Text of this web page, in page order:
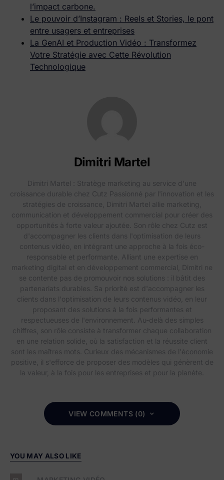
l’impact carbone.
Le pouvoir d’Instagram : Reels et Stories, le pont
entre usagers et entreprises
La GenAI et Production Vidéo : Transformez
Votre Stratégie avec Cette Révolution
Technologique
Dimitri Martel
Dimitri Martel : Stratège marketing au service d'une
croissance durable chez Cutz Passionné par l'innovation et les
stratégies de croissance, Dimitri Martel allie marketing,
communication et développement commercial pour créer des
opportunités à forte valeur ajoutée. Son rôle chez Cutz est
d'accompagner les clients dans l'optimisation de leurs
contenus vidéo, en intégrant une approche à la fois éco-
responsable et performante. Alliant une expertise en
marketing digital et en développement commercial, Dimitri ne
se contente pas de promouvoir nos solutions : il bâtit des
partenariats durables. Sa priorité est d'accompagner les
clients dans l'optimisation de leurs contenus vidéo, en leur
proposant des solutions à la fois performantes et
respectueuses de l'environnement. Au-delà des simples
chiffres, son rôle consiste à transformer chaque collaboration
en une relation solide, où la satisfaction et la réussite client
sont les maîtres mots. Curieux des mécanismes de l'économie
positive, il s'efforce de proposer des modèles qui génèrent de
la valeur, à la fois pour les entreprises et pour la planète.
VIEW COMMENTS (0)
YOU MAY ALSO LIKE